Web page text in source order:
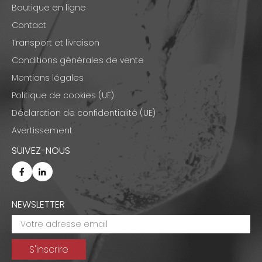
Boutique en ligne
Contact
Transport et livraison
Conditions générales de vente
Mentions légales
Politique de cookies (UE)
Déclaration de confidentialité (UE)
Avertissement
SUIVEZ-NOUS
NEWSLETTER